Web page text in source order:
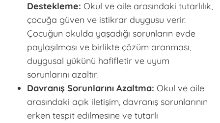
Destekleme: Okul ve aile arasındaki tutarlılık,
çocuğa güven ve istikrar duygusu verir.
Çocuğun okulda yaşadığı sorunların evde
paylaşılması ve birlikte çözüm aranması,
duygusal yükünü hafifletir ve uyum
sorunlarını azaltır.
Davranış Sorunlarını Azaltma: Okul ve aile
arasındaki açık iletişim, davranış sorunlarının
erken tespit edilmesine ve tutarlı